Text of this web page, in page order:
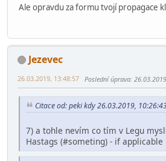
Ale opravdu za formu tvojí propagace
Jezevec
26.03.2019, 13:48:57 Poslední úprava:
Citace od: peki kdy 26.03.2019,
7) a tohle nevím co tím v Legu
Hastags (#someting) - if applicable